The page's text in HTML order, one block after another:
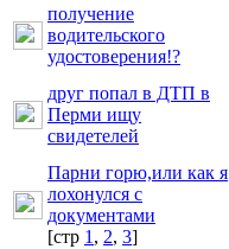
получение
водительского
удостоверения!?
друг попал в ДТП в
Перми ищу
свидетелей
Парни горю,или как я
лохонулся с
документами
[cтр 1, 2, 3]